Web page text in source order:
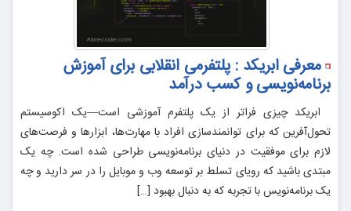
معرفی ابریکد : پلتفرمی انقلابی برای آموزش
برنامه‌نویسی و کسب درآمد
ابریکد چیزی فراتر از یک پلتفرم آموزشی است—یک اکوسیستم
تحول‌آفرین که برای توانمندسازی افراد با مهارت‌ها، ابزارها و فرصت‌های
لازم برای موفقیت در دنیای برنامه‌نویسی طراحی شده است. چه یک
مبتدی باشید که رویای تسلط بر توسعه وب و موبایل را در سر دارید و چه
یک برنامه‌نویس با تجربه که به دنبال بهبود […]